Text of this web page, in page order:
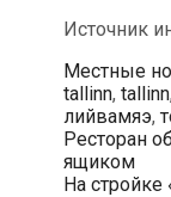
Источник
Рубрики
Местные
tallinn, tallinn
лийвамяэ,
Навигация
по
записям
Ресторан
ящиком
На стройке